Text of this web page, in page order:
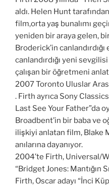
aldı. Helen Hunt
film,orta yaş bunalımı
yeniden bir araya gelen,
Broderick’in
canlandırdığı yeni
çalışan bir öğretmeni
2007 Toronto Uluslar
. Firth ayrıca Sony
Last See Your Father”da
Broadbent’in bir baba ve
ilişkiyi anlatan film, Blake
anılarına dayanıyor.
2004’te Firth, Universal/
“Bridget Jones: Mantığın
Firth, Oscar adayı “İnci